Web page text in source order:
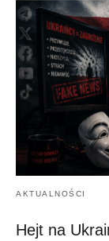
AKTUALNOŚCI
Hejt na